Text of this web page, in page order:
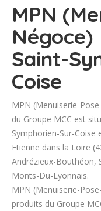
MPN
Négoce)
Saint-
Coise
MPN (Menuiserie-
du Groupe MCC est
Symphorien-Sur-Coise
Etienne dans la Loire
Andrézieux-Bouthéon,
Monts-Du-Lyonnais.
MPN (Menuiserie-
produits du Groupe